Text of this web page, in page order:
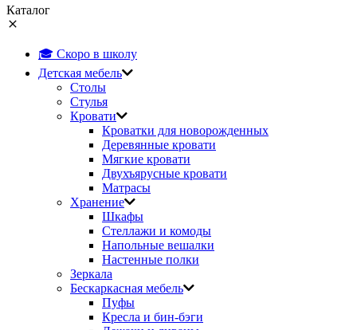
Каталог
🎓 Скоро в школу
Детская мебель
Столы
Стулья
Кровати
Кроватки для новорожденных
Деревянные кровати
Мягкие кровати
Двухъярусные кровати
Матрасы
Хранение
Шкафы
Стеллажи и комоды
Напольные вешалки
Настенные полки
Зеркала
Бескаркасная мебель
Пуфы
Кресла и бин-бэги